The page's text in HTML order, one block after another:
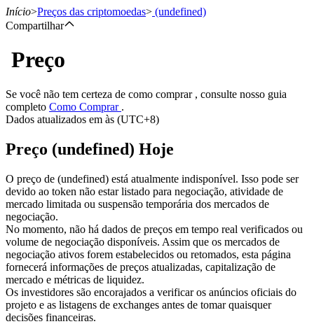
Futuros
Futuros de USDT
Futuros usando USDT como garantia
Início>Preços das criptomoedas> (undefined)
Compartilhar
Preço
Se você não tem certeza de como comprar , consulte nosso guia
completo Como Comprar .
Dados atualizados em às (UTC+8)
Preço (undefined) Hoje
O preço de (undefined) está atualmente indisponível. Isso pode ser
devido ao token não estar listado para negociação, atividade de
mercado limitada ou suspensão temporária dos mercados de
negociação.
No momento, não há dados de preços em tempo real verificados ou
volume de negociação disponíveis. Assim que os mercados de
negociação ativos forem estabelecidos ou retomados, esta página
fornecerá informações de preços atualizadas, capitalização de
mercado e métricas de liquidez.
Os investidores são encorajados a verificar os anúncios oficiais do
projeto e as listagens de exchanges antes de tomar quaisquer
decisões financeiras.